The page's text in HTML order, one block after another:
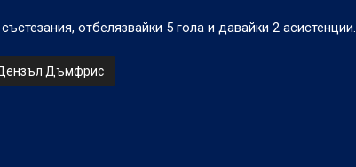
отбелязвайки 5 гола и давайки 2 асистенции.
Дъмфрис